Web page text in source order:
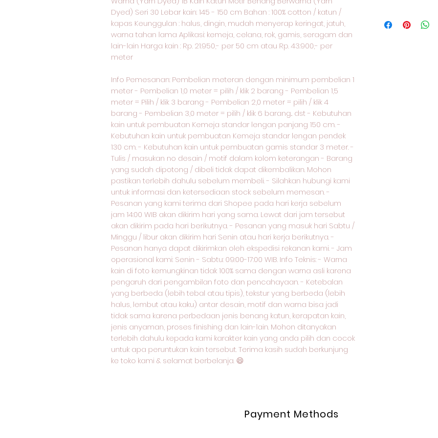
Dyed) Seri 30 Lebar kain: 145 - 150 cm Bahan : 100% cotton / katun /
kapas Keunggulan : halus, dingin, mudah menyerap keringat, jatuh,
warna tahan lama Aplikasi: kemeja, celana, rok, gamis, seragam dan
lain-lain Harga kain : Rp. 21.950,- per 50 cm atau Rp. 43.900,- per
meter
Info Pemesanan: Pembelian meteran dengan minimum pembelian 1
meter - Pembelian 1,0 meter = pilih / klik 2 barang - Pembelian 1,5
meter = Pilih / klik 3 barang - Pembelian 2,0 meter = pilih / klik 4
barang - Pembelian 3,0 meter = pilih / klik 6 barang... dst - Kebutuhan
kain untuk pembuatan Kemeja standar lengan panjang 150 cm. -
Kebutuhan kain untuk pembuatan Kemeja standar lengan pendek
130 cm. - Kebutuhan kain untuk pembuatan gamis standar 3 meter. -
Tulis / masukan no desain / motif dalam kolom keterangan - Barang
yang sudah dipotong / dibeli tidak dapat dikembalikan. Mohon
pastikan terlebih dahulu sebelum membeli. - Silahkan hubungi kami
untuk informasi dan ketersediaan stock sebelum memesan. -
Pesanan yang kami terima dari Shopee pada hari kerja sebelum
jam 14:00 WIB akan dikirim hari yang sama. Lewat dari jam tersebut
akan dikirim pada hari berikutnya. - Pesanan yang masuk hari Sabtu /
Minggu / libur akan dikirim hari Senin atau hari kerja berikutnya. -
Pesanan hanya dapat dikirimkan oleh ekspedisi rekanan kami. - Jam
operasional kami: Senin - Sabtu: 09:00-17:00 WIB. Info Teknis: - Warna
kain di foto kemungkinan tidak 100% sama dengan warna asli karena
pengaruh dari pengambilan foto dan pencahayaan. - Ketebalan
yang berbeda (lebih tebal atau tipis), tekstur yang berbeda (lebih
halus, lembut atau kaku) antar desain, motif dan warna bisa jadi
tidak sama karena perbedaan jenis benang katun, kerapatan kain,
jenis anyaman, proses finishing dan lain-lain. Mohon ditanyakan
terlebih dahulu kepada kami karakter kain yang anda pilih dan cocok
untuk apa peruntukan kain tersebut. Terima kasih sudah berkunjung
ke toko kami & selamat berbelanja. 😄
Aplikasi: kemeja,
straightforward
great way to
more
Payment Methods